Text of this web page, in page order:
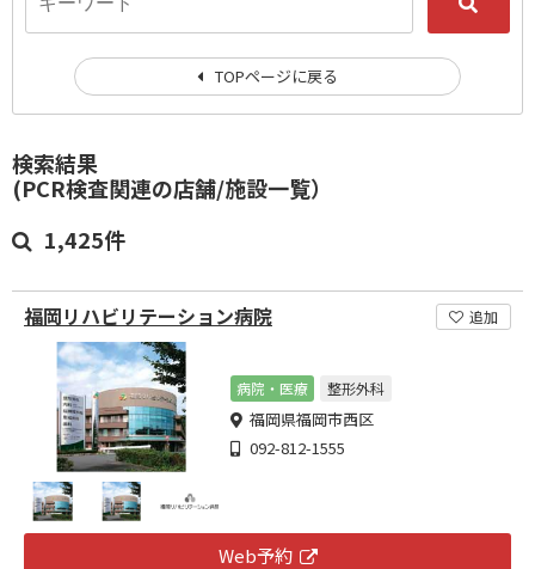
検索結果
(PCR検査関連の店舗/施設一覧）
1,425件
福岡リハビリテーション病院 追加
病院・医療 整形外科
福岡県福岡市西区
092-812-1555
Web予約
TOPページに戻る